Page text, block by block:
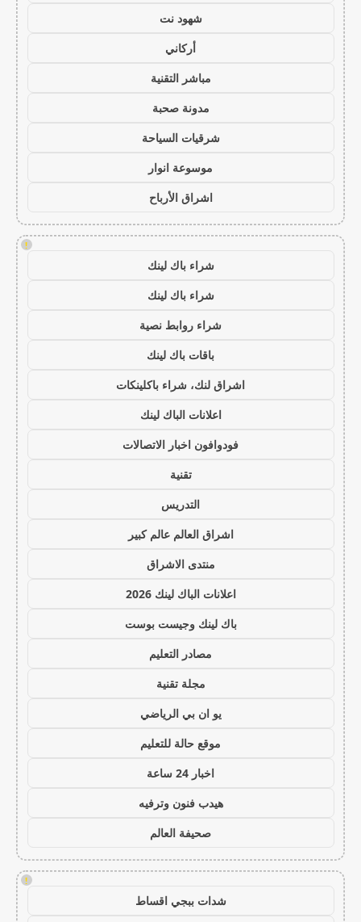
شهود نت
أركاني
مباشر التقنية
مدونة صحبة
شرقيات السياحة
موسوعة انوار
اشراق الأرباح
!
شراء باك لينك
شراء باك لينك
شراء روابط نصية
باقات باك لينك
اشراق لنك، شراء باكلينكات
اعلانات الباك لينك
فودوافون اخبار الاتصالات
تقنية
التدريس
اشراق العالم عالم كبير
منتدى الاشراق
اعلانات الباك لينك 2026
باك لينك وجيست بوست
مصادر التعليم
مجلة تقنية
يو ان بي الرياضي
موقع حالة للتعليم
اخبار 24 ساعة
هيدب فنون وترفيه
صحيفة العالم
!
شدات ببجي اقساط